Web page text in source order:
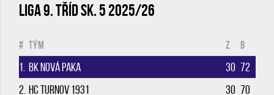
Liga 9. tříd sk. 5 2025/26
# Tým Z B
1. BK Nová Paka 30 72
2. HC Turnov 1931 30 70